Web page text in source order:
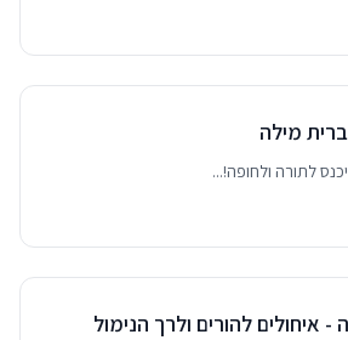
מילה
לתורה ולחופה!...
איחולים להורים ולרך הנימול